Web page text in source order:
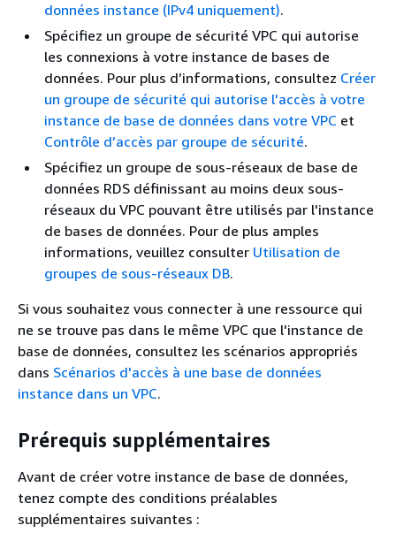
données instance (IPv4 uniquement).
Spécifiez un groupe de sécurité VPC qui autorise
les connexions à votre instance de bases de
données. Pour plus d’informations, consultez Créer
un groupe de sécurité qui autorise l'accès à votre
instance de base de données dans votre VPC et
Contrôle d’accès par groupe de sécurité.
Spécifiez un groupe de sous-réseaux de base de
données RDS définissant au moins deux sous-
réseaux du VPC pouvant être utilisés par l'instance
de bases de données. Pour de plus amples
informations, veuillez consulter Utilisation de
groupes de sous-réseaux DB.
Si vous souhaitez vous connecter à une ressource qui
ne se trouve pas dans le même VPC que l'instance de
base de données, consultez les scénarios appropriés
dans Scénarios d'accès à une base de données
instance dans un VPC.
Prérequis supplémentaires
Avant de créer votre instance de base de données,
tenez compte des conditions préalables
supplémentaires suivantes :